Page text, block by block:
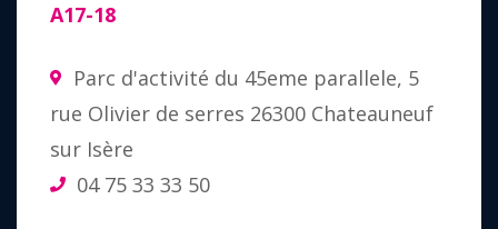
A17-18
Parc d'activité du 45eme parallele, 5
rue Olivier de serres 26300 Chateauneuf
sur Isère
04 75 33 33 50